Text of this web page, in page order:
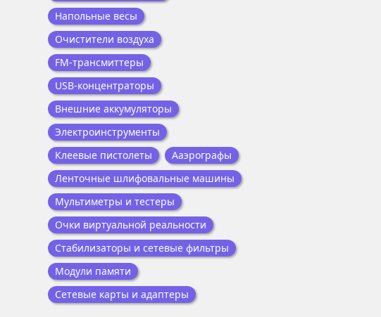
Напольные весы
Очистители воздуха
FM-трансмиттеры
USB-концентраторы
Внешние аккумуляторы
Электроинструменты
Клеевые пистолеты
Ааэрографы
Ленточные шлифовальные машины
Мультиметры и тестеры
Очки виртуальной реальности
Стабилизаторы и сетевые фильтры
Модули памяти
Сетевые карты и адаптеры